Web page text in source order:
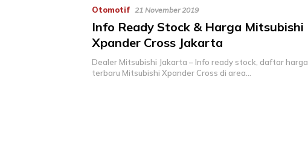
Otomotif 21 November 2019
Info Ready Stock & Harga Mitsubishi
Xpander Cross Jakarta
Dealer Mitsubishi Jakarta – Info ready stock, daftar harga
terbaru Mitsubishi Xpander Cross di area…